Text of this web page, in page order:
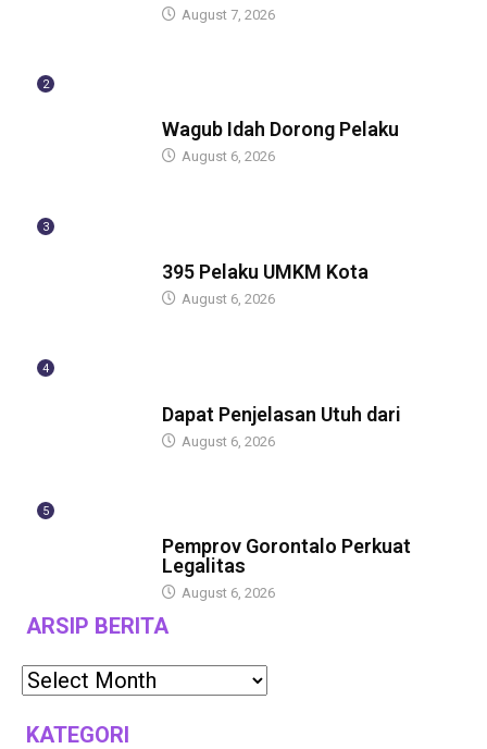
August 7, 2026
2
Wagub Idah Dorong Pelaku
August 6, 2026
3
395 Pelaku UMKM Kota
August 6, 2026
4
Dapat Penjelasan Utuh dari
August 6, 2026
5
Pemprov Gorontalo Perkuat
Legalitas
August 6, 2026
ARSIP BERITA
KATEGORI